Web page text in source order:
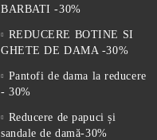
BARBATI -30%
REDUCERE BOTINE SI
GHETE DE DAMA -30%
Pantofi de dama la reducere
- 30%
Reducere de papuci și
sandale de damă-30%